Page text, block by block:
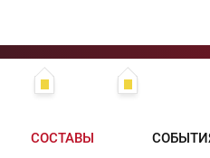
СОСТАВЫ